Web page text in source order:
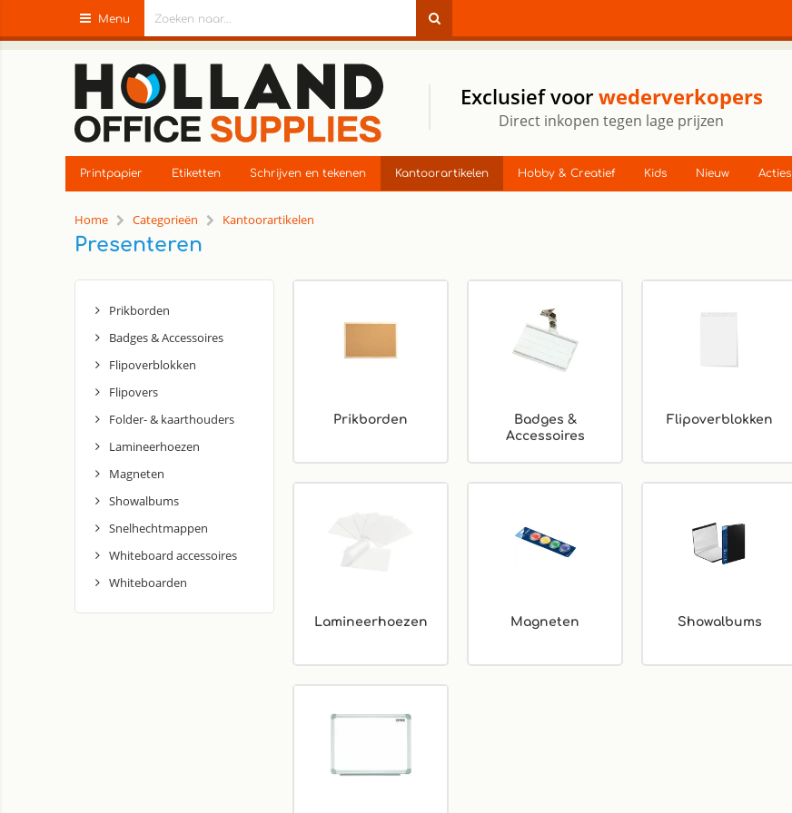
Menu
Exclusief voor wederverkopers
Direct inkopen tegen lage prijzen
Printpapier Etiketten Schrijven en tekenen Kantoorartikelen Hobby & Creatief Kids Nieuw Acties
Home Categorieën Kantoorartikelen
Presenteren
Prikborden
Badges & Accessoires
Flipoverblokken
Flipovers
Folder- & kaarthouders
Lamineerhoezen
Magneten
Showalbums
Snelhechtmappen
Whiteboard accessoires
Whiteboarden
Prikborden
Badges &
Accessoires
Flipoverblokken
Lamineerhoezen Magneten Showalbums